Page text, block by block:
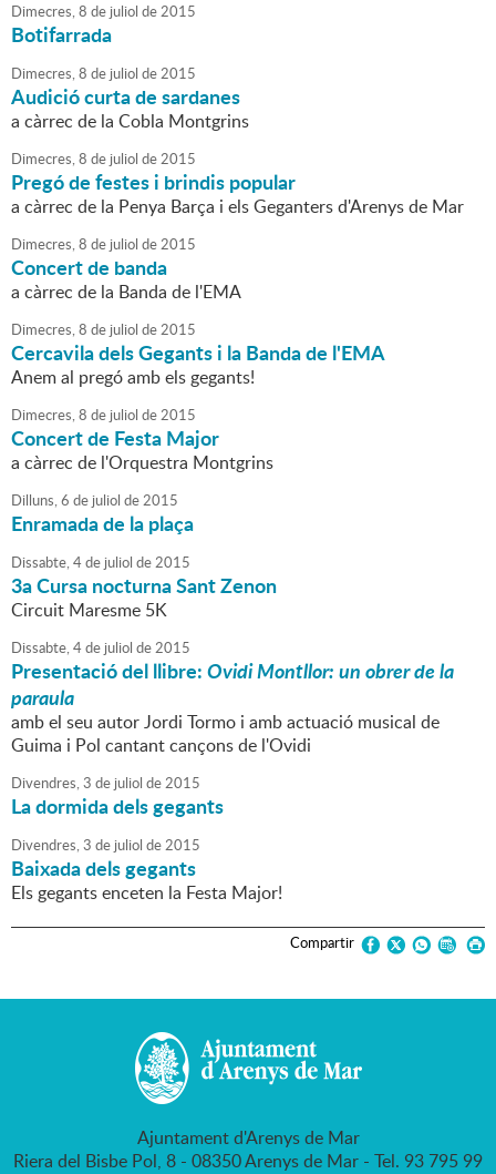
Dimecres,8 de juliol de2015
Botifarrada
Dimecres,8 de juliol de2015
Audició curta de sardanes
a càrrec de la Cobla Montgrins
Dimecres,8 de juliol de2015
Pregó de festes i brindis popular
a càrrec de la Penya Barça i els Geganters d'Arenys de Mar
Dimecres,8 de juliol de2015
Concert de banda
a càrrec de la Banda de l'EMA
Dimecres,8 de juliol de2015
Cercavila dels Gegants i la Banda de l'EMA
Anem al pregó amb els gegants!
Dimecres,8 de juliol de2015
Concert de Festa Major
a càrrec de l'Orquestra Montgrins
Dilluns,6 de juliol de2015
Enramada de la plaça
Dissabte,4de juliol de2015
3a Cursa nocturna Sant Zenon
Circuit Maresme 5K
Dissabte,4de juliol de2015
Presentació del llibre:Ovidi Montllor: un obrer de la
paraula
amb el seu autor Jordi Tormo i amb actuació musical de
Guima i Pol cantant cançons de l'Ovidi
Divendres,3 de juliol de2015
La dormida dels gegants
Divendres,3 de juliol de2015
Baixada dels gegants
Els gegants enceten la Festa Major!
Compartir
Ajuntament d'Arenys de Mar
Riera del Bisbe Pol, 8 - 08350 Arenys de Mar - Tel. 93 795 99